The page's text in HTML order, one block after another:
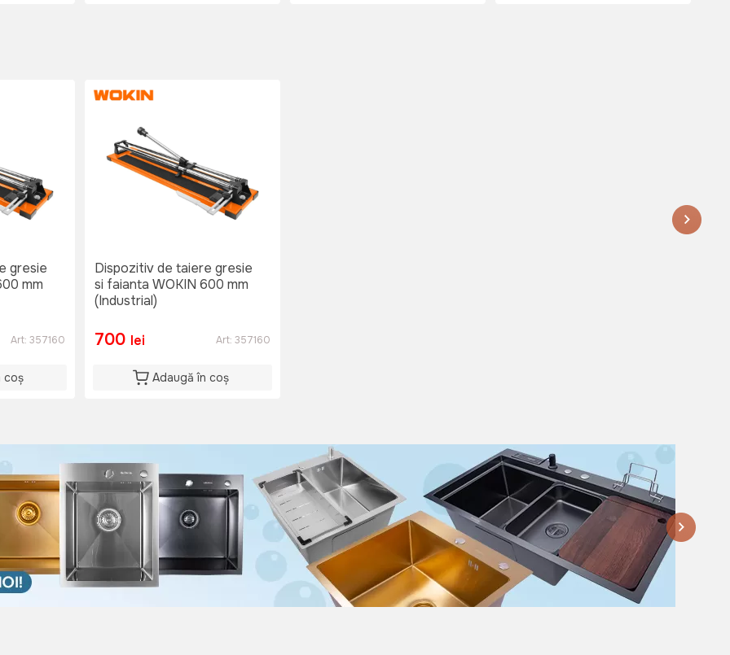
gresie
mm
Art: 357160
coș
Dispozitiv de taiere gresie
si faianta WOKIN 600 mm
(Industrial)
700 lei Art: 357160
Adaugă în coș